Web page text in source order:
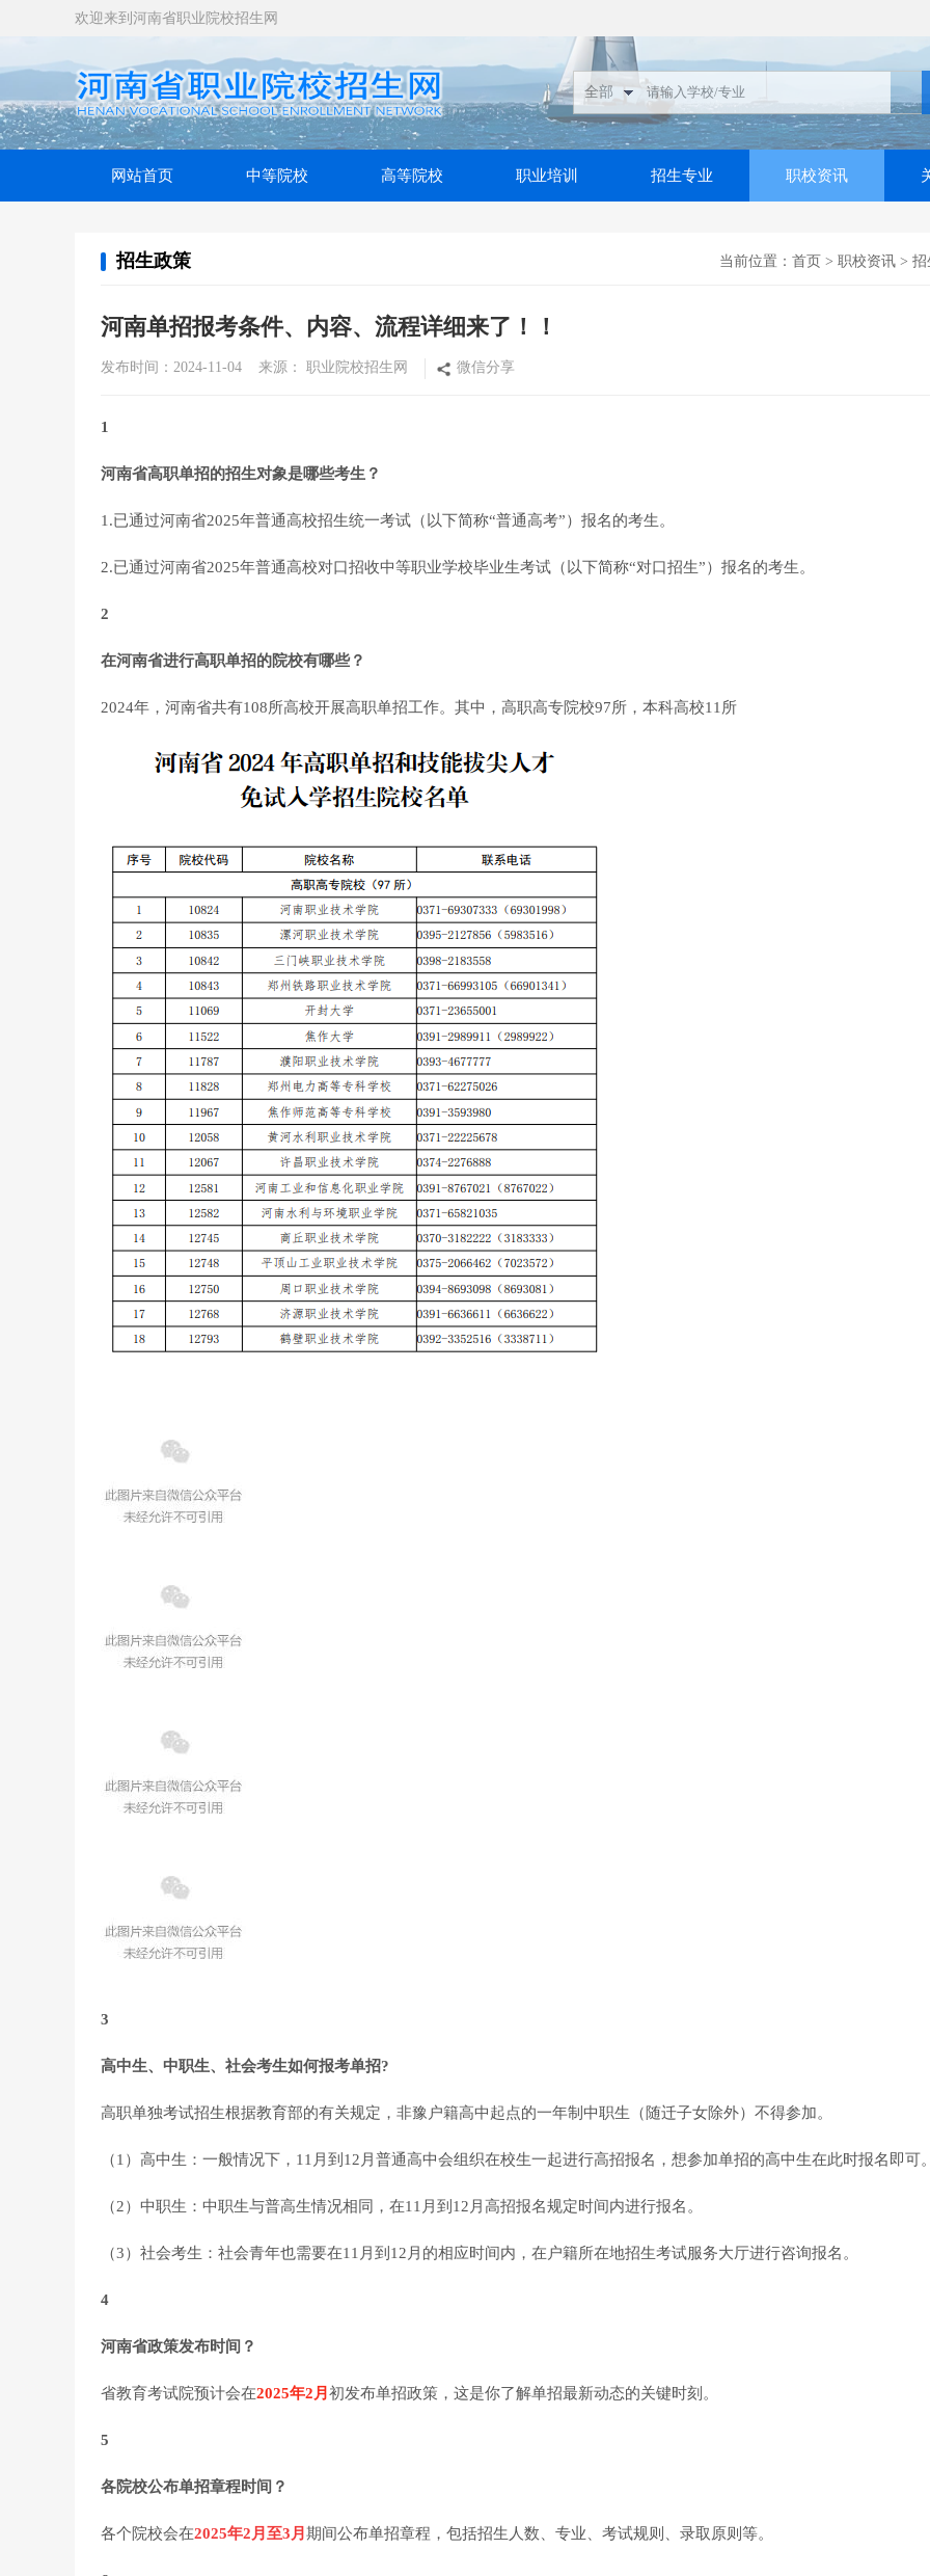
欢迎来到河南省职业院校招生网
网站首页 中等院校 高等院校 职业培训 招生专业 职校资讯
当前位置： 首页 > 职校资讯 > 招
招生政策
河南单招报考条件、内容、流程详细来了！！
发布时间：2024-11-04 来源： 职业院校招生网 微信分享
1
河南省高职单招的招生对象是哪些考生？
1.已通过河南省2025年普通高校招生统一考试（以下简称“普通高考”）报名的考生。
2.已通过河南省2025年普通高校对口招收中等职业学校毕业生考试（以下简称“对口招生”）报名的考生。
2
在河南省进行高职单招的院校有哪些？
2024年，河南省共有108所高校开展高职单招工作。其中，高职高专院校97所，本科高校11所
3
高中生、中职生、社会考生如何报考单招?
高职单独考试招生根据教育部的有关规定，非豫户籍高中起点的一年制中职生（随迁子女除外）不得参加。
（1）高中生：一般情况下，11月到12月普通高中会组织在校生一起进行高招报名，想参加单招的高中生在此时报名即可
（2）中职生：中职生与普高生情况相同，在11月到12月高招报名规定时间内进行报名。
（3）社会考生：社会青年也需要在11月到12月的相应时间内，在户籍所在地招生考试服务大厅进行咨询报名。
4
河南省政策发布时间？
省教育考试院预计会在2025年2月 初发布单招政策，这是你了解单招最新动态的关键时刻。
5
各院校公布单招章程时间？
各个院校会在2025年2月至3月 期间公布单招章程，包括招生人数、专业、考试规则、录取原则等。